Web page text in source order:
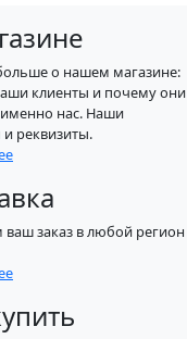
о нашем магазине:
клиенты и почему они
нас. Наши
и реквизиты.
ваш заказ в любой регион